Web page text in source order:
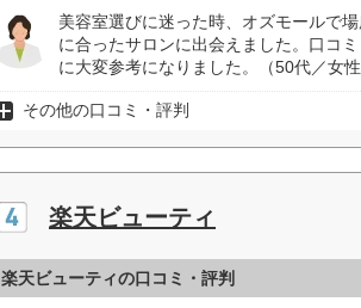
美容室選びに迷った時、オズモールで
に合ったサロンに出会えました。口コ
に大変参考になりました。（50代／女性
その他の口コミ・評判
楽天ビューティ
楽天ビューティの口コミ・評判